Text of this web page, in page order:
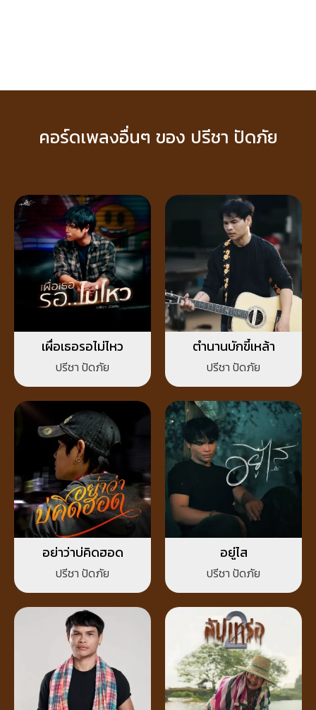
คอร์ดเพลงอื่นๆ ของ ปรีชา ปัดภัย
เผื่อเธอรอไม่ไหว
ปรีชา ปัดภัย
ตำนานบักขี้เหล้า
ปรีชา ปัดภัย
อย่าว่าบ่คิดฮอด
ปรีชา ปัดภัย
อยู่ไส
ปรีชา ปัดภัย